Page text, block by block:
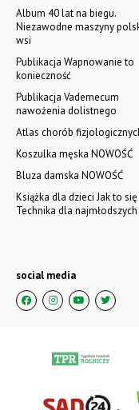
Album 40 lat na biegu.
Niezawodne maszyny
wsi
Publikacja Wapnowanie to
konieczność
Publikacja Vademecum
nawożenia dolistnego
Atlas chorób
Koszulka męska NOWOŚĆ
Bluza damska NOWOŚĆ
Książka dla dzieci Jak to się
Technika dla najmłodszych
social media